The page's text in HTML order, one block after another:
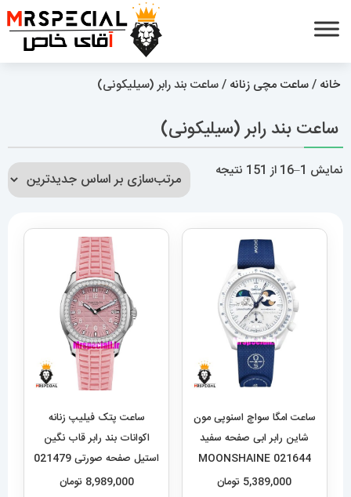
خانه /ساعت مچی زنانه / ساعت بند رابر (سیلیکونی)
ساعت بند رابر (سیلیکونی)
نمایش 1–16 از 151 نتیجه
مرتب‌سازی
جدیدترین
ساعت امگا سواچ اسنوپی مون
شاین رابر ابی صفحه سفید
021644 MOONSHAINE
GOLD Snoopy White
5,389,000 تومان
ساعت پتک فیلیپ زنانه
اکوانات بند رابر قاب نگین
استیل صفحه صورتی 021479
Patek Philippe Aquanaut
8,989,000 تومان